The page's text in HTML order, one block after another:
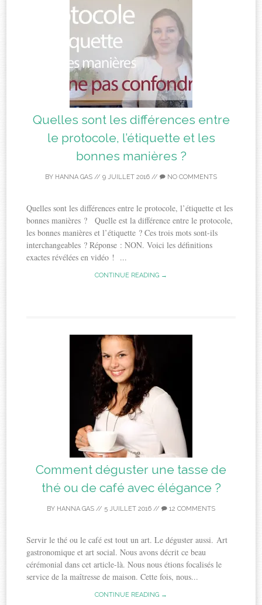
Quelles sont les différences entre
le protocole, l’étiquette et les
bonnes manières ?
BY HANNA GAS // 9 JUILLET 2016 // NO COMMENTS
Quelles sont les différences entre le protocole, l’étiquette et les
bonnes manières ? Quelle est la différence entre le protocole,
les bonnes manières et l’étiquette ? Ces trois mots sont-ils
interchangeables ? Réponse : NON. Voici les définitions
exactes révélées en vidéo ! ...
CONTINUE READING →
Comment déguster une tasse de
thé ou de café avec élégance ?
BY HANNA GAS // 5 JUILLET 2016 // 12 COMMENTS
Servir le thé ou le café est tout un art. Le déguster aussi. Art
gastronomique et art social. Nous avons décrit ce beau
cérémonial dans cet article-là. Nous nous étions focalisés le
service de la maîtresse de maison. Cette fois, nous...
CONTINUE READING →